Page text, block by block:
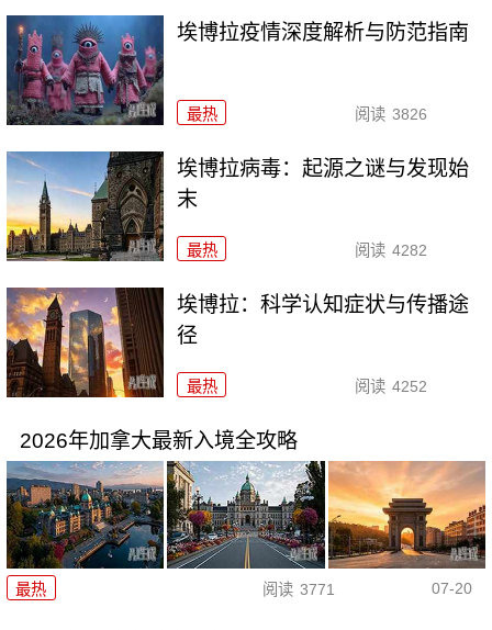
埃博拉疫情深度解析与防范指南
最热 阅读 3826
埃博拉病毒：起源之谜与发现始
末
最热 阅读 4282
埃博拉：科学认知症状与传播途
径
最热 阅读 4252
2026年加拿大最新入境全攻略
最热 阅读 3771 07-20